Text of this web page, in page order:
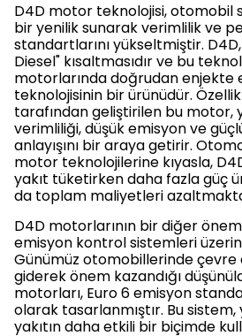
D4D motor teknolojisi, otomobil
bir yenilik sunarak verimlilik ve
standartlarını yükseltmiştir.
Diesel" kısaltmasıdır ve bu
motorlarında doğrudan enjekte
teknolojisinin bir ürünüdür.
tarafından geliştirilen bu motor,
verimliliği, düşük emisyon ve
anlayışını bir araya getirir.
motor teknolojilerine kıyasla,
yakıt tüketirken daha fazla güç
da toplam maliyetleri
D4D motorlarının bir diğer
emisyon kontrol sistemleri
Günümüz otomobillerinde çevre
giderek önem kazandığı
motorları, Euro 6 emisyon
olarak tasarlanmıştır. Bu
yakıtın daha etkili bir biçimde